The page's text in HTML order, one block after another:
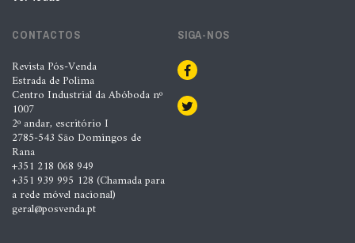
CONTACTOS
Revista Pós-Venda
Estrada de Polima
Centro Industrial da Abóboda nº
1007
2º andar, escritório I
2785-543 São Domingos de
Rana
+351 218 068 949
+351 939 995 128 (Chamada para
a rede móvel nacional)
geral@posvenda.pt
SIGA-NOS